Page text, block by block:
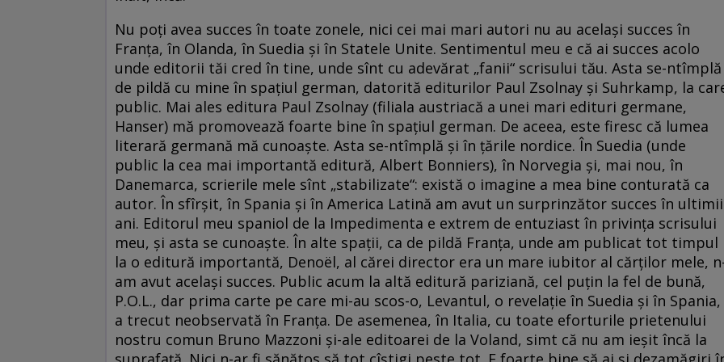
Nu poți avea succes în toate zonele, nici cei mai mari autori nu au același succes în
Franța, în Olanda, în Suedia și în Statele Unite. Sentimentul meu e că ai succes acolo
unde editorii tăi cred în tine, unde sînt cu adevărat „fanii“ scrisului tău. Asta se-ntîmplă
de pildă cu mine în spațiul german, datorită editurilor Paul Zsolnay și Suhrkamp, la
public. Mai ales editura Paul Zsolnay (filiala austriacă a unei mari edituri germane,
Hanser) mă promovează foarte bine în spațiul german. De aceea, este firesc că lumea
literară germană mă cunoaște. Asta se-ntîm­plă și în țările nordice. În Suedia (unde
public la cea mai importantă editură, Albert Bonniers), în Norvegia și, mai nou, în
Danemarca, scrierile mele sînt „stabilizate“: există o imagine a mea bine conturată ca
autor. În sfîrșit, în Spania și în America Latină am avut un surprinzător succes în ultimii
ani. Editorul meu spaniol de la Impedimenta e extrem de entuziast în privința scrisului
meu, și asta se cunoaște. În alte spații, ca de pildă Franța, unde am publicat tot timpul
la o editură importantă, Denoël, al cărei director era un mare iubitor al cărților mele,
am avut același succes. Public acum la altă editură pariziană, cel puțin la fel de bună,
P.O.L., dar prima carte pe care mi-au scos-o, Levantul, o revelație în Suedia și în Spania,
a trecut neobservată în Franța. De asemenea, în Italia, cu toate eforturile prietenului
nostru comun Bruno Mazzoni și-ale editoarei de la Voland, simt că nu am ieșit încă la